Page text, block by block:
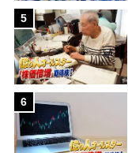
5
6